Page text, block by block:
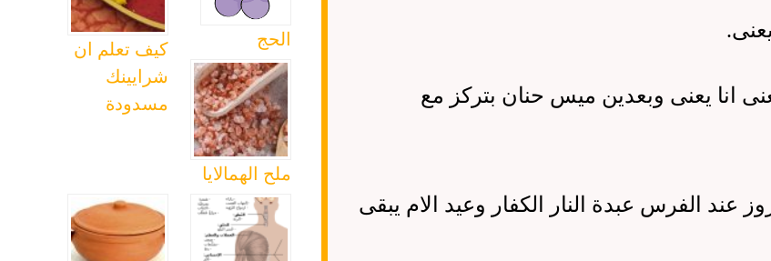
.
انا يعنى وبعدين ميس حنان بتركز مع
عند الفرس عبدة النار الكفار وعيد الام يبقى
كيف تعلم ان
شرايينك
مسدودة
الحج
ملح الهمالايا